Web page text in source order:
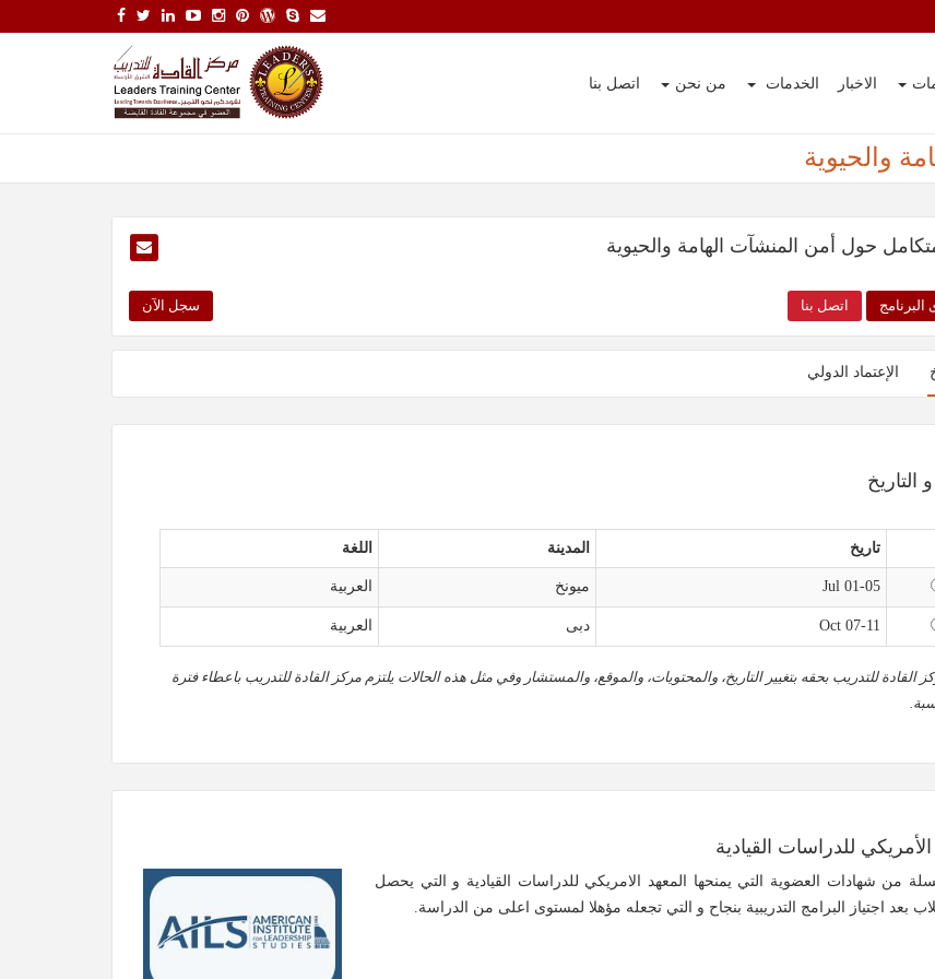
الاخبار الخدمات من نحن اتصل بنا
والحيوية
حول أمن المنشآت الهامة والحيوية
اتصل بنا سجل الآن
الإعتماد الدولي
التاريخ
تاريخ المدينة اللغة
01-05 Jul ميونخ العربية
07-11 Oct دبى العربية
القادة للتدريب بحقه بتغيير التاريخ، والمحتويات، والموقع، والمستشار وفي مثل هذه الحالات يلتزم مركز القادة للتدريب باعطاء فترة
الأمريكي للدراسات القيادية
من شهادات العضوية التي يمنحها المعهد الامريكي للدراسات القيادية و التي يحصل
بعد اجتياز البرامج التدريبية بنجاح و التي تجعله مؤهلا لمستوى اعلى من الدراسة.